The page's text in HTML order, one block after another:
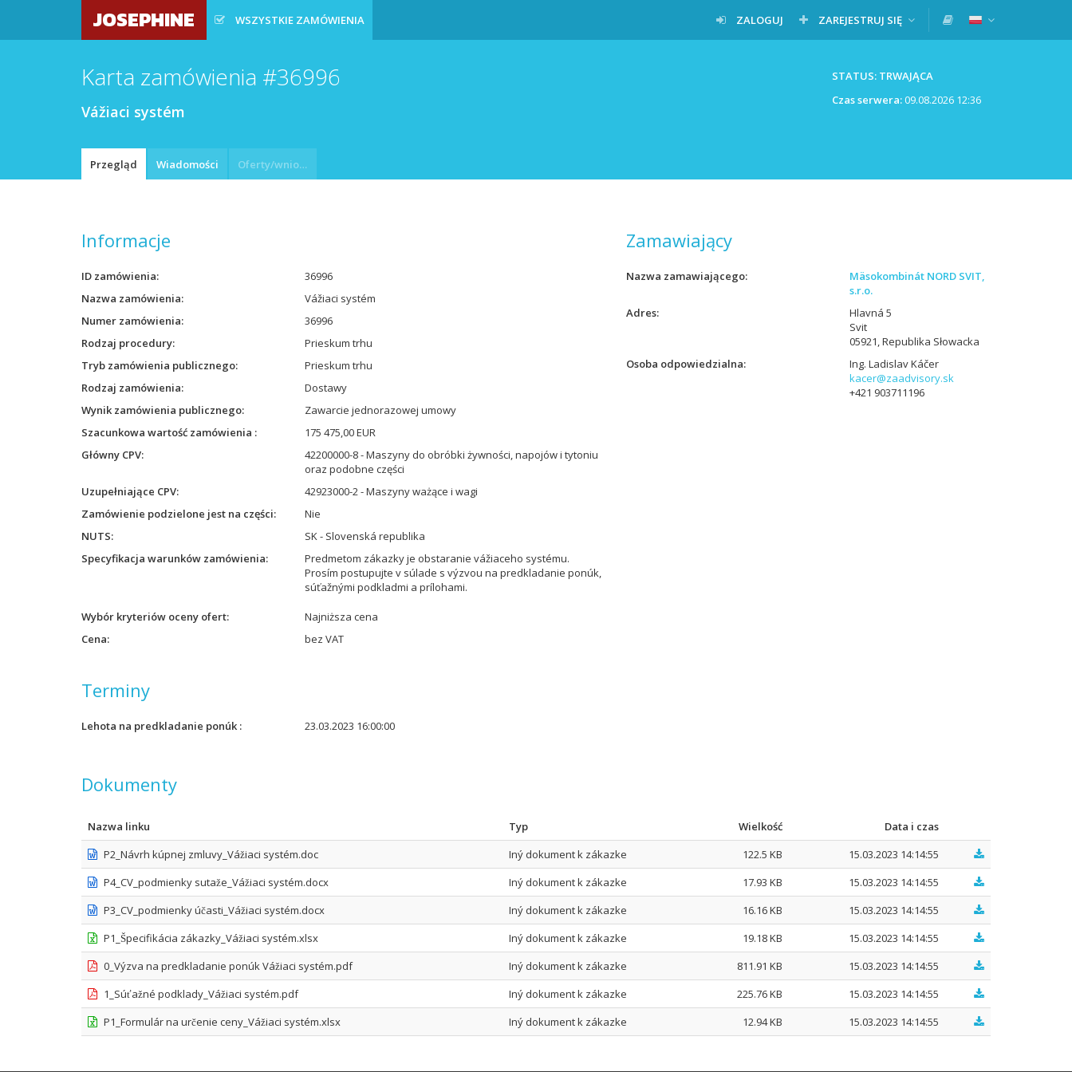
JOSEPHINE WSZYSTKIE ZAMÓWIENIA ZALOGUJ ZAREJESTRUJ SIĘ
STATUS: TRWAJĄCA
Czas serwera:09.08.2026 12:36
Karta zamówienia #36996
Vážiaci systém
Przegląd Wiadomości Oferty/wnioski
Informacje
ID zamówienia
36996
Nazwa zamówienia
Vážiaci systém
Numer zamówienia
36996
Rodzaj procedury
Prieskum trhu
Tryb zamówienia publicznego
Prieskum trhu
Rodzaj zamówienia
Dostawy
Wynik zamówienia publicznego
Zawarcie jednorazowej umowy
Szacunkowa wartość zamówienia
175 475,00 EUR
Główny CPV
42200000-8 - Maszyny do obróbki żywności, napojów i tytoniu
oraz podobne części
Uzupełniające CPV
42923000-2 - Maszyny ważące i wagi
Zamówienie podzielone jest na części
Nie
NUTS
SK - Slovenská republika
Specyfikacja warunków zamówienia
Predmetom zákazky je obstaranie vážiaceho systému.
Prosím postupujte v súlade s výzvou na predkladanie ponúk,
súťažnými podkladmi a prílohami.
Wybór kryteriów oceny ofert
Najniższa cena
Cena
bez VAT
Terminy
Lehota na predkladanie ponúk 23.03.2023 16:00:00
Zamawiający
Nazwa zamawiającego
Mäsokombinát NORD SVIT,
s.r.o.
Adres
Hlavná 5
Svit
05921, Republika Słowacka
Osoba odpowiedzialna
Ing. Ladislav Káčer
kacer@zaadvisory.sk
+421 903711196
Dokumenty
Nazwa linku Typ Wielkość
Data i czas
P2_Návrh kúpnej zmluvy_Vážiaci systém.doc
Iný dokument k zákazke 122.5 KB
15.03.2023 14:14:55
P4_CV_podmienky sutaže_Vážiaci systém.docx
Iný dokument k zákazke 17.93 KB
15.03.2023 14:14:55
P3_CV_podmienky účasti_Vážiaci systém.docx
Iný dokument k zákazke 16.16 KB
15.03.2023 14:14:55
P1_Špecifikácia zákazky_Vážiaci systém.xlsx
Iný dokument k zákazke 19.18 KB
15.03.2023 14:14:55
0_Výzva na predkladanie ponúk Vážiaci systém.pdf
Iný dokument k zákazke 811.91 KB
15.03.2023 14:14:55
1_Súťažné podklady_Vážiaci systém.pdf
Iný dokument k zákazke 225.76 KB
15.03.2023 14:14:55
P1_Formulár na určenie ceny_Vážiaci systém.xlsx
Iný dokument k zákazke 12.94 KB 15.03.2023 14:14:55